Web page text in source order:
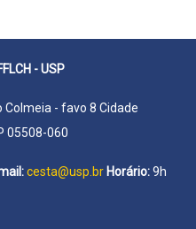
- USP
- favo 8 Cidade
05508-060
cesta@usp.br Horário:9h